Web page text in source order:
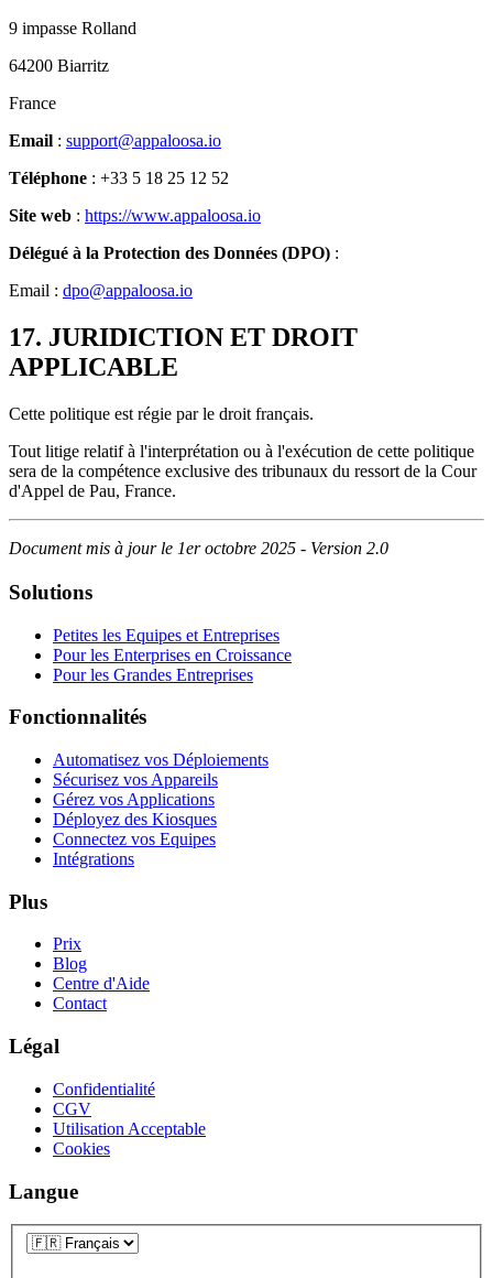
9 impasse Rolland
64200 Biarritz
France
Email : support@appaloosa.io
Téléphone : +33 5 18 25 12 52
Site web : https://www.appaloosa.io
Délégué à la Protection des Données (DPO) :
Email : dpo@appaloosa.io
17. JURIDICTION ET DROIT
APPLICABLE
Cette politique est régie par le droit français.
Tout litige relatif à l'interprétation ou à l'exécution de cette politique
sera de la compétence exclusive des tribunaux du ressort de la Cour
d'Appel de Pau, France.
Document mis à jour le 1er octobre 2025 - Version 2.0
Solutions
Petites les Equipes et Entreprises
Pour les Enterprises en Croissance
Pour les Grandes Entreprises
Fonctionnalités
Automatisez vos Déploiements
Sécurisez vos Appareils
Gérez vos Applications
Déployez des Kiosques
Connectez vos Equipes
Intégrations
Plus
Prix
Blog
Centre d'Aide
Contact
Légal
Confidentialité
CGV
Utilisation Acceptable
Cookies
Langue
Langue